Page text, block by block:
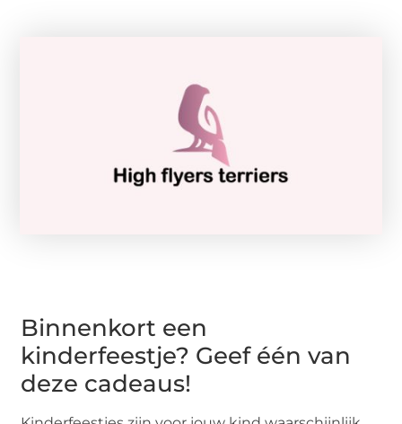
Binnenkort een
kinderfeestje? Geef één van
deze cadeaus!